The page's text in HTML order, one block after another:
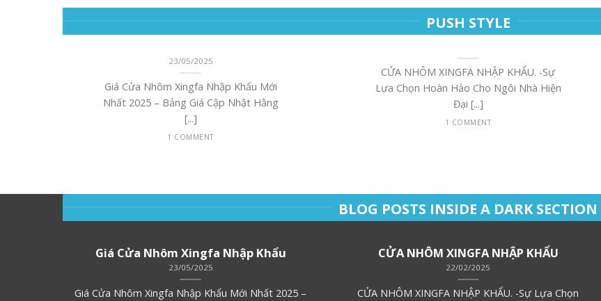
PUSH STYLE
Giá Cửa Nhôm Xingfa Nhập
23/05/2025
Giá Cửa Nhôm Xingfa Nhập Khẩu Mới
Nhất 2025 – Bảng Giá Cập Nhật Hằng
[...]
1 COMMENT
CỬA NHÔM XINGFA NHẬP KHẨU
CỬA NHÔM XINGFA NHẬP KHẨU. -Sự
Lựa Chọn Hoàn Hảo Cho Ngôi Nhà Hiện
Đại [...]
1 COMMENT
BLOG POSTS INSIDE A DARK SECTION
Giá Cửa Nhôm Xingfa Nhập Khẩu
23/05/2025
Giá Cửa Nhôm Xingfa Nhập Khẩu Mới Nhất 2025 –
CỬA NHÔM XINGFA NHẬP KHẨU
22/02/2025
CỬA NHÔM XINGFA NHẬP KHẨU. -Sự Lựa Chọn